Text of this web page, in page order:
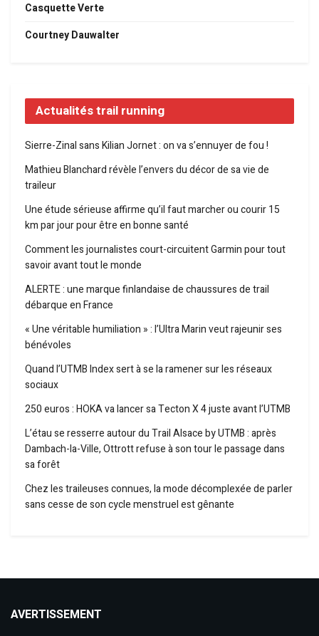
Casquette Verte
Courtney Dauwalter
Actualités trail running
Sierre-Zinal sans Kilian Jornet : on va s’ennuyer de fou !
Mathieu Blanchard révèle l’envers du décor de sa vie de
traileur
Une étude sérieuse affirme qu’il faut marcher ou courir 15
km par jour pour être en bonne santé
Comment les journalistes court-circuitent Garmin pour tout
savoir avant tout le monde
ALERTE : une marque finlandaise de chaussures de trail
débarque en France
« Une véritable humiliation » : l’Ultra Marin veut rajeunir ses
bénévoles
Quand l’UTMB Index sert à se la ramener sur les réseaux
sociaux
250 euros : HOKA va lancer sa Tecton X 4 juste avant l’UTMB
L’étau se resserre autour du Trail Alsace by UTMB : après
Dambach-la-Ville, Ottrott refuse à son tour le passage dans
sa forêt
Chez les traileuses connues, la mode décomplexée de parler
sans cesse de son cycle menstruel est gênante
AVERTISSEMENT